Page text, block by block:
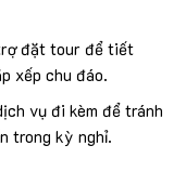
đặt tour để tiết
xếp chu đáo.
vụ đi kèm để tránh
trong kỳ nghỉ.